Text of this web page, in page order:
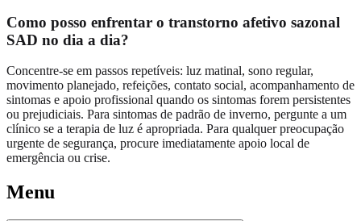
Como posso enfrentar o transtorno afetivo sazonal
SAD no dia a dia?
Concentre-se em passos repetíveis: luz matinal, sono regular,
movimento planejado, refeições, contato social, acompanhamento de
sintomas e apoio profissional quando os sintomas forem persistentes
ou prejudiciais. Para sintomas de padrão de inverno, pergunte a um
clínico se a terapia de luz é apropriada. Para qualquer preocupação
urgente de segurança, procure imediatamente apoio local de
emergência ou crise.
Menu